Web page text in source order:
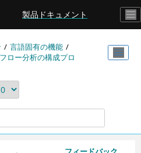
製品ドキュメント
言語固有の機能
ロー分析の構成プロ